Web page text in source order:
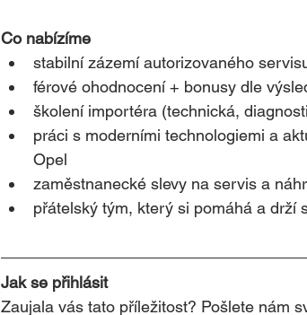
Co nabízíme
stabilní zázemí autorizovaného
férové ohodnocení + bonusy dle
školení importéra (technická,
práci s moderními technologiemi a
Opel
zaměstnanecké slevy na servis a
přátelský tým, který si pomáhá a drží
Jak se přihlásit
Zaujala vás tato příležitost? Pošlete nám